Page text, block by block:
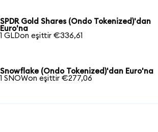
SPDR Gold Shares (Ondo Tokenized)'dan
Euro'na
1 GLDon eşittir €336,61
Snowflake (Ondo Tokenized)'dan Euro'na
1 SNOWon eşittir €277,06